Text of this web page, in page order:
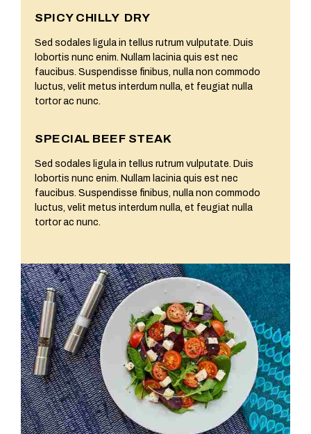
SPICY CHILLY DRY
Sed sodales ligula in tellus rutrum vulputate. Duis
lobortis nunc enim. Nullam lacinia quis est nec
faucibus. Suspendisse finibus, nulla non commodo
luctus, velit metus interdum nulla, et feugiat nulla
tortor ac nunc.
SPECIAL BEEF STEAK
Sed sodales ligula in tellus rutrum vulputate. Duis
lobortis nunc enim. Nullam lacinia quis est nec
faucibus. Suspendisse finibus, nulla non commodo
luctus, velit metus interdum nulla, et feugiat nulla
tortor ac nunc.